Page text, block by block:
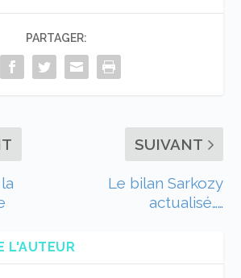
PARTAGER:
SUIVANT
Le bilan Sarkozy
actualisé……
L'AUTEUR